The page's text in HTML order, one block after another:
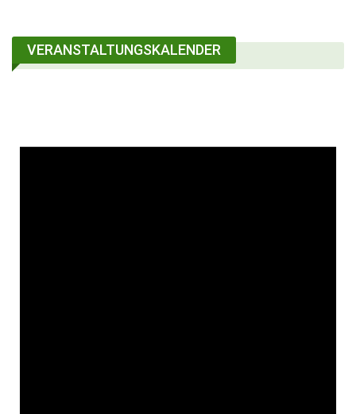
VERANSTALTUNGSKALENDER